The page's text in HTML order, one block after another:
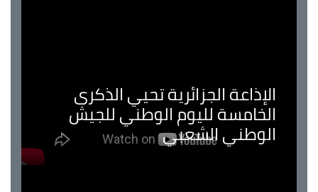
الإذاعة الجزائرية تحيي الذكرى
الخامسة لليوم الوطني للجيش
الوطني الشعبي